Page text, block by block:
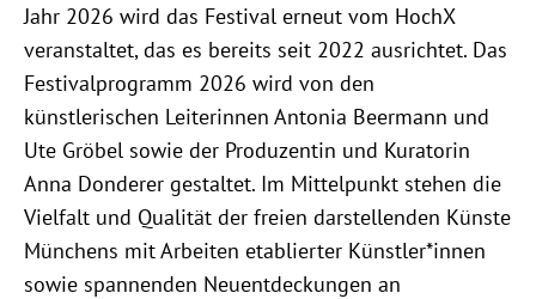
Jahr 2026 wird das Festival erneut vom HochX
veranstaltet, das es bereits seit 2022 ausrichtet. Das
Festivalprogramm 2026 wird von den
künstlerischen Leiterinnen Antonia Beermann und
Ute Gröbel sowie der Produzentin und Kuratorin
Anna Donderer gestaltet. Im Mittelpunkt stehen die
Vielfalt und Qualität der freien darstellenden Künste
Münchens mit Arbeiten etablierter Künstler*innen
sowie spannenden Neuentdeckungen an